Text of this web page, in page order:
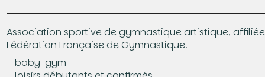
Association sportive de gymnastique artistique,
Fédération Française de Gymnastique.
– baby-gym